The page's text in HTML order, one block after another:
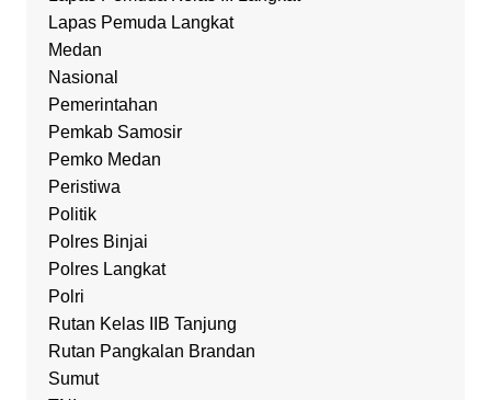
Lapas Pemuda Langkat
Medan
Nasional
Pemerintahan
Pemkab Samosir
Pemko Medan
Peristiwa
Politik
Polres Binjai
Polres Langkat
Polri
Rutan Kelas IIB Tanjung
Rutan Pangkalan Brandan
Sumut